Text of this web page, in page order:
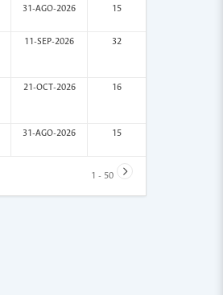
31-AGO-2026 15
11-SEP-2026 32
21-OCT-2026 16
31-AGO-2026 15
1 - 50